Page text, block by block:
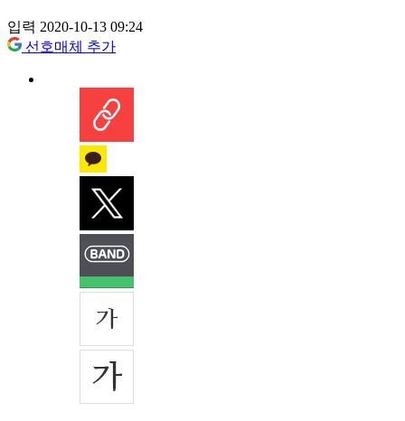
입력 2020-10-13 09:24
선호매체 추가